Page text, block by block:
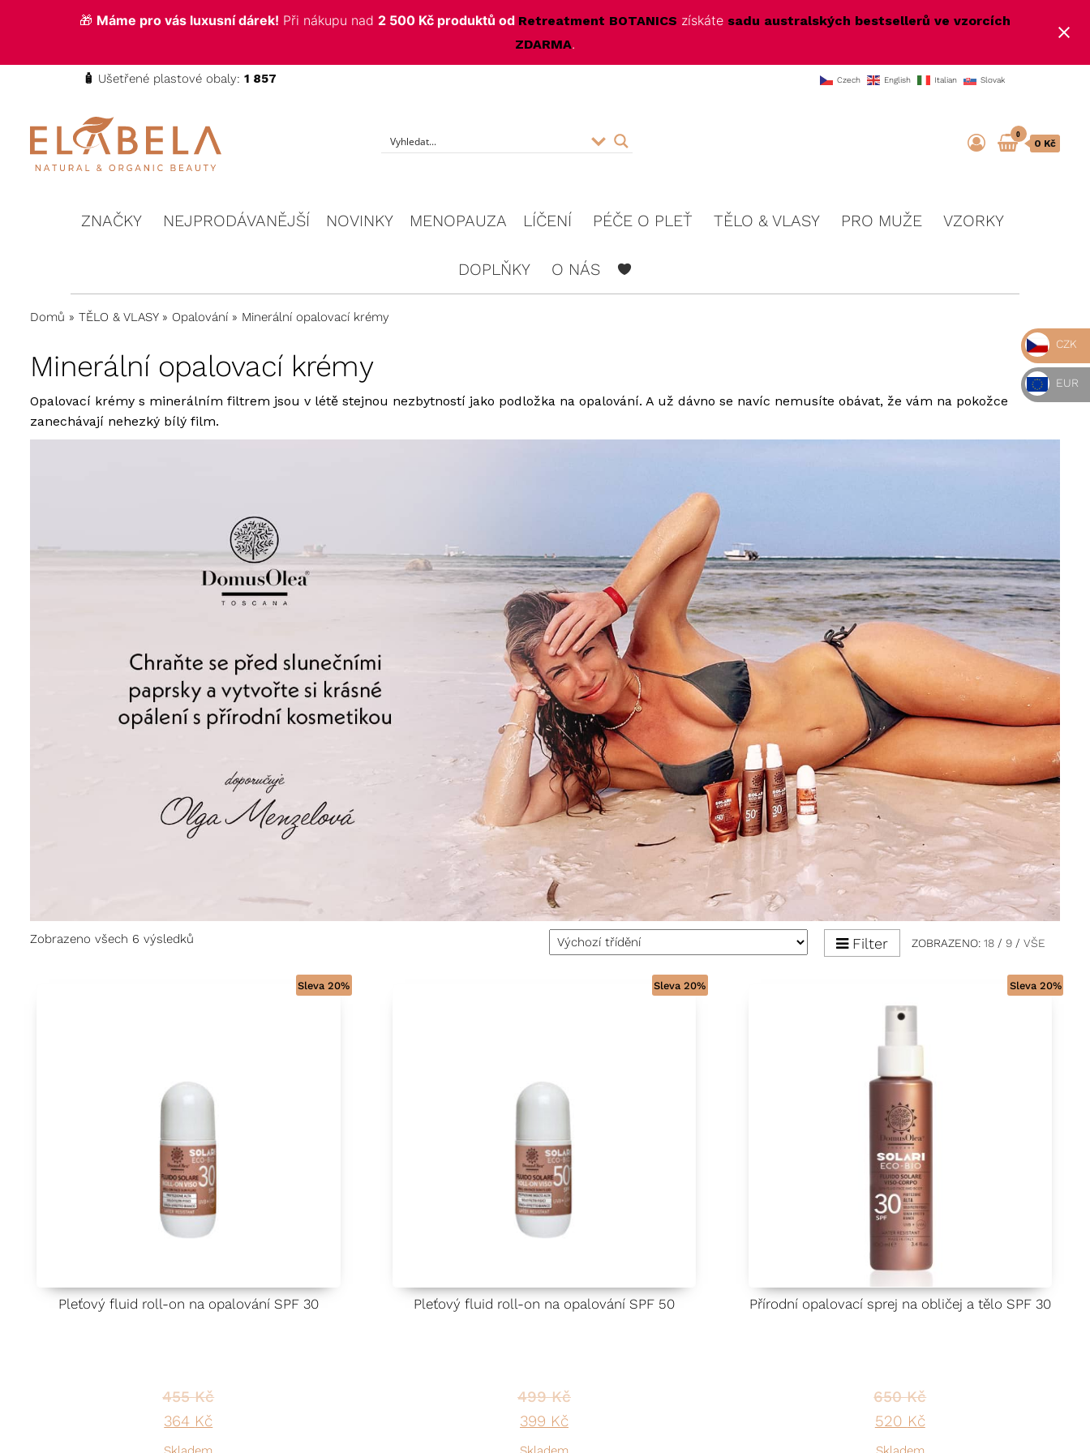
🎁 Máme pro vás luxusní dárek! Při nákupu nad 2 500 Kč produktů od Retreatment BOTANICS získáte sadu australských bestsellerů ve vzorcích
ZDARMA.
🧴 Ušetřené plastové obaly: 1 857 Czech English Italian Slovak
Beauty
0
0 Kč
ZNAČKY NEJPRODÁVANĚJŠÍ NOVINKY MENOPAUZA LÍČENÍ PÉČE O PLEŤ TĚLO & VLASY PRO MUŽE VZORKY
DOPLŇKY O NÁS
Domů » TĚLO & VLASY» Opalování » Minerální opalovací krémy
Minerální opalovací krémy
Opalovací krémy s minerálním filtrem jsou v létě stejnou nezbytností jako podložka na opalování. A už dávno se navíc nemusíte obávat, že vám na pokožce
zanechávají nehezký bílý film.
ZOBRAZENO: 18 / 9 / VŠE
Filter
Zobrazeno všech 6 výsledků
Sleva 20%
Pleťový fluid roll-on na opalování SPF 30
455Kč
Original price was: 455 Kč.
364 KčCurrent price is: 364 Kč.
Sleva 20%
Pleťový fluid roll-on na opalování SPF 50
499Kč
Original price was: 499 Kč.
399 KčCurrent price is: 399 Kč.
Sleva 20%
Přírodní opalovací sprej na obličej a tělo SPF 30
650Kč
Original price was: 650 Kč.
520 KčCurrent price is: 520
CZK
EUR